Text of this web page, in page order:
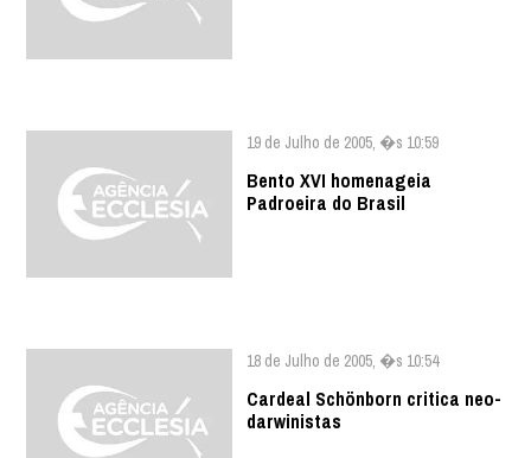
19 de Julho de 2005, �s 10:59
Bento XVI homenageia
Padroeira do Brasil
18 de Julho de 2005, �s 10:54
Cardeal Schönborn critica neo-
darwinistas